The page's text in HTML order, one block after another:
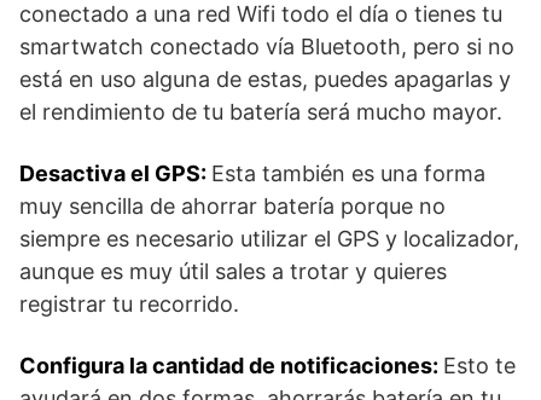
conectado a una red Wifi todo el día o tienes tu
smartwatch conectado vía Bluetooth, pero si no
está en uso alguna de estas, puedes apagarlas y
el rendimiento de tu batería será mucho mayor.
Desactiva el GPS: Esta también es una forma
muy sencilla de ahorrar batería porque no
siempre es necesario utilizar el GPS y localizador,
aunque es muy útil sales a trotar y quieres
registrar tu recorrido.
Configura la cantidad de notificaciones: Esto te